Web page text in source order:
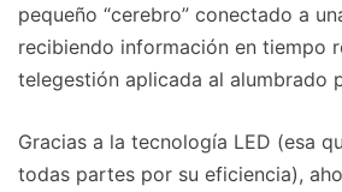
pequeño “cerebro” conectado a
recibiendo información en tiempo
telegestión aplicada al alumbrado
Gracias a la tecnología LED (esa
todas partes por su eficiencia),